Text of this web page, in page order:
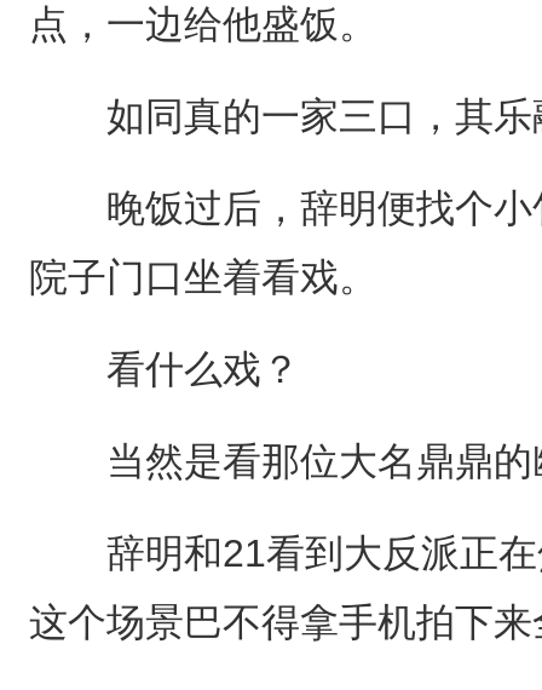
点，一边给他盛饭。
如同真的一家三口，其乐
晚饭过后，辞明便找个小
院子门口坐着看戏。
看什么戏？
当然是看那位大名鼎鼎的
辞明和21看到大反派正在
这个场景巴不得拿手机拍下